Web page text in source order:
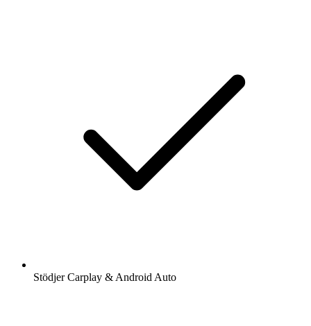
Stödjer Carplay & Android Auto